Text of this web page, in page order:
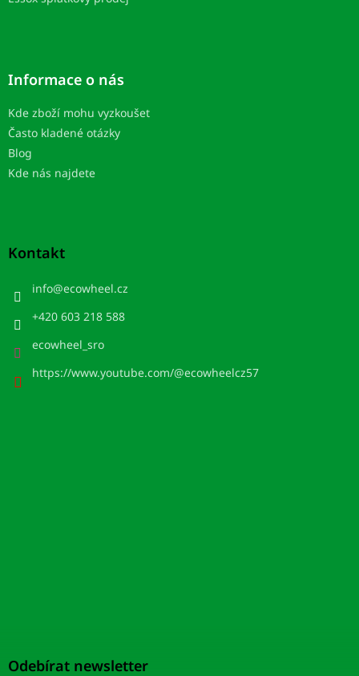
Informace o nás
Kde zboží mohu vyzkoušet
Často kladené otázky
Blog
Kde nás najdete
Kontakt
info@ecowheel.cz
+420 603 218 588
ecowheel_sro
https://www.youtube.com/@ecowheelcz57
Odebírat newsletter